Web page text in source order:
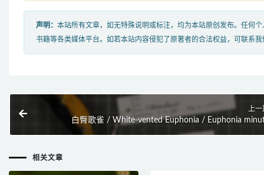
声明： 本站所有文章，如无特殊说明或标注，均为本站原创发布。任何
书籍等各类媒体平台。如若本站内容侵犯了原著者的合法权益，可联系
上
白臀歌雀 / White-vented Euphonia / Euphonia
相关文章